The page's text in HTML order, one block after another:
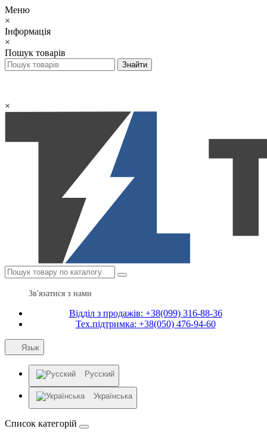
Меню
×
Інформація
×
Пошук товарів
×
Зв'язатися з нами
Відділ з продажів: +38(099) 316-88-36
Тех.підтримка: +38(050) 476-94-60
Язык
Русский
Українська
Список категорій